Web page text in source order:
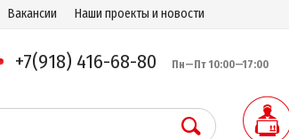
Вакансии Наши проекты и новости
+7(918) 416-68-80 Пн—Пт 10:00—17:00